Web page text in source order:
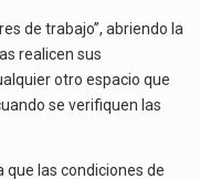
de trabajo”, abriendo la
realicen sus
otro espacio que
se verifiquen las
que las condiciones de